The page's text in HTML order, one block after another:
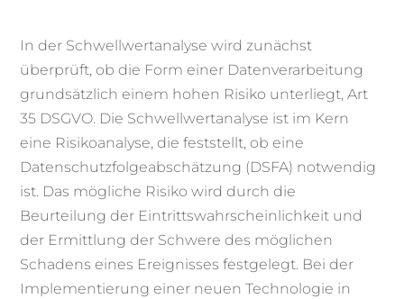
In der Schwellwertanalyse wird zunächst
überprüft, ob die Form einer Datenverarbeitung
grundsätzlich einem hohen Risiko unterliegt, Art
35 DSGVO. Die Schwellwertanalyse ist im Kern
eine Risikoanalyse, die feststellt, ob eine
Datenschutzfolgeabschätzung (DSFA) notwendig
ist. Das mögliche Risiko wird durch die
Beurteilung der Eintrittswahrscheinlichkeit und
der Ermittlung der Schwere des möglichen
Schadens eines Ereignisses festgelegt. Bei der
Implementierung einer neuen Technologie in